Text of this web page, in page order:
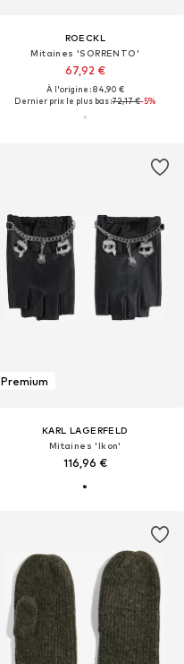
ROECKL
Mitaines 'SORRENTO'
67,92 €
À l'origine : 84,90 €
Dernier prix le plus bas :72,17 €-5%
Premium
KARL LAGERFELD
Mitaines 'Ikon'
116,96 €